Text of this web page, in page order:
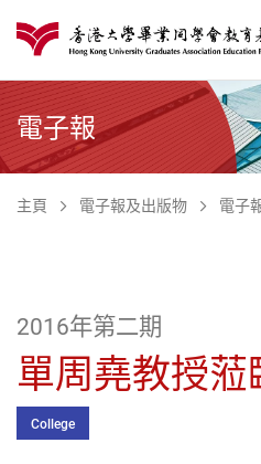
港大同學會教育
電子報
主頁 電子報及出版物 電子
2016年第二期
單周堯教授蒞
College